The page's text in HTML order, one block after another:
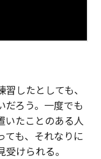
したとしても、
だろう。一度でも
いたことのある人
ても、それなりに
けられる。